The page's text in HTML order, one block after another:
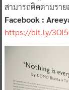
สามารถติดตามราย
Facebook :
https://bit.ly/